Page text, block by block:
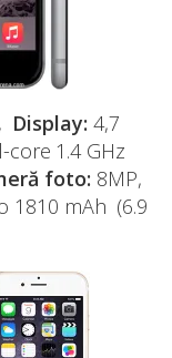
Display: 4,7
core 1.4 GHz
foto: 8MP,
1810 mAh (6.9